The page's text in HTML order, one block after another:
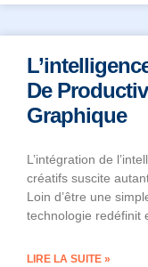
De
Graphique
L’intégration de
créatifs suscite
Loin d’être une
technologie redéfinit
LIRE LA SUITE »